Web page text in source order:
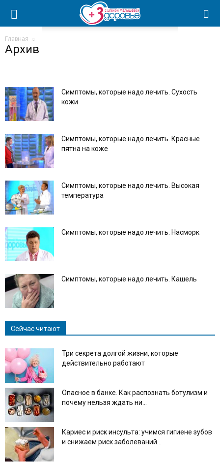
Главная
Архив
Симптомы, которые надо лечить. Сухость
кожи
Симптомы, которые надо лечить. Красные
пятна на коже
Симптомы, которые надо лечить. Высокая
температура
Симптомы, которые надо лечить. Насморк
Симптомы, которые надо лечить. Кашель
Сейчас читают
Три секрета долгой жизни, которые
действительно работают
Опасное в банке. Как распознать ботулизм и
почему нельзя ждать ни...
Кариес и риск инсульта: учимся гигиене зубов
и снижаем риск заболеваний...